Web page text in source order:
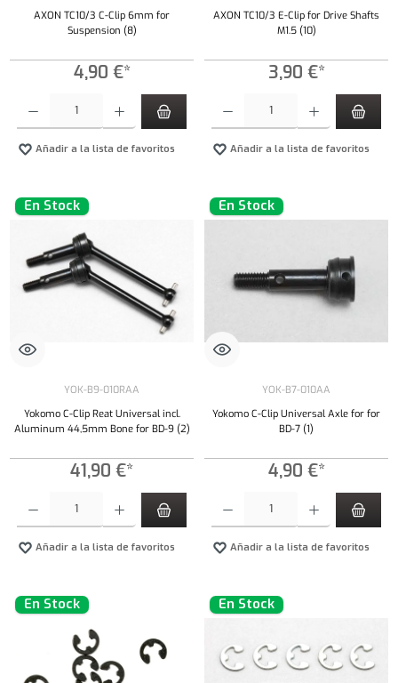
AXON TC10/3 C-Clip 6mm for
Suspension (8)
4,90 €*
Añadir a la lista de favoritos
AXON TC10/3 E-Clip for Drive Shafts
M1.5 (10)
3,90 €*
Añadir a la lista de favoritos
En Stock
YOK-B9-010RAA
Yokomo C-Clip Reat Universal incl.
Aluminum 44,5mm Bone for BD-9 (2)
41,90 €*
Añadir a la lista de favoritos
En Stock
YOK-B7-010AA
Yokomo C-Clip Universal Axle for for
BD-7 (1)
4,90 €*
Añadir a la lista de favoritos
En Stock En Stock